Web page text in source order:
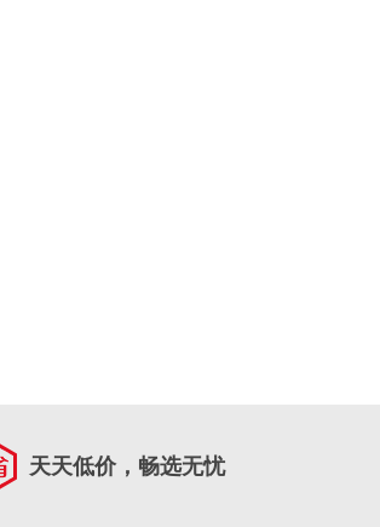
天天低价，畅选无忧